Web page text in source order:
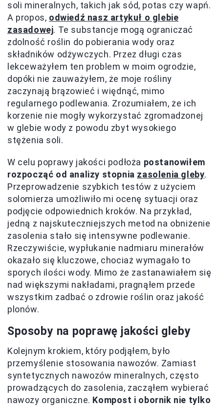
soli mineralnych, takich jak sód, potas czy wapń.
A propos, odwiedź nasz artykuł o glebie
zasadowej. Te substancje mogą ograniczać
zdolność roślin do pobierania wody oraz
składników odżywczych. Przez długi czas
lekceważyłem ten problem w moim ogrodzie,
dopóki nie zauważyłem, że moje rośliny
zaczynają brązowieć i więdnąć, mimo
regularnego podlewania. Zrozumiałem, że ich
korzenie nie mogły wykorzystać zgromadzonej
w glebie wody z powodu zbyt wysokiego
stężenia soli.
W celu poprawy jakości podłoża postanowiłem
rozpocząć od analizy stopnia zasolenia gleby.
Przeprowadzenie szybkich testów z użyciem
solomierza umożliwiło mi ocenę sytuacji oraz
podjęcie odpowiednich kroków. Na przykład,
jedną z najskuteczniejszych metod na obniżenie
zasolenia stało się intensywne podlewanie.
Rzeczywiście, wypłukanie nadmiaru minerałów
okazało się kluczowe, chociaż wymagało to
sporych ilości wody. Mimo że zastanawiałem się
nad większymi nakładami, pragnąłem przede
wszystkim zadbać o zdrowie roślin oraz jakość
plonów.
Sposoby na poprawę jakości gleby
Kolejnym krokiem, który podjąłem, było
przemyślenie stosowania nawozów. Zamiast
syntetycznych nawozów mineralnych, często
prowadzących do zasolenia, zacząłem wybierać
nawozy organiczne. Kompost i obornik nie tylko